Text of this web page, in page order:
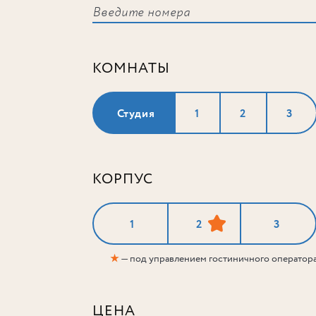
КОМНАТЫ
Студия 1 2 3
КОРПУС
1 2 3
★— под управлением гостиничного
ЦЕНА